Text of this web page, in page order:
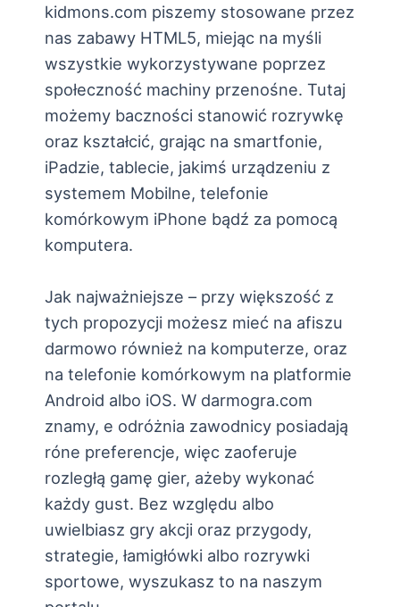
kidmons.com piszemy stosowane przez
nas zabawy HTML5, miejąc na myśli
wszystkie wykorzystywane poprzez
społeczność machiny przenośne. Tutaj
możemy baczności stanowić rozrywkę
oraz kształcić, grając na smartfonie,
iPadzie, tablecie, jakimś urządzeniu z
systemem Mobilne, telefonie
komórkowym iPhone bądź za pomocą
komputera.
Jak najważniejsze – przy większość z
tych propozycji możesz mieć na afiszu
darmowo również na komputerze, oraz
na telefonie komórkowym na platformie
Android albo iOS. W darmogra.com
znamy, e odróżnia zawodnicy posiadają
róne preferencje, więc zaoferuje
rozległą gamę gier, ażeby wykonać
każdy gust. Bez względu albo
uwielbiasz gry akcji oraz przygody,
strategie, łamigłówki albo rozrywki
sportowe, wyszukasz to na naszym